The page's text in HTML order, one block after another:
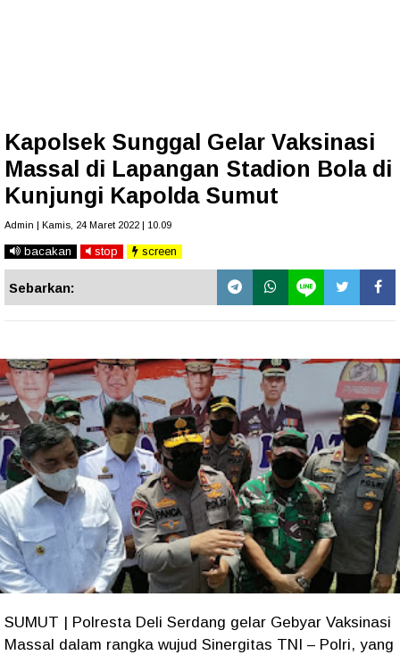
Kapolsek Sunggal Gelar Vaksinasi
Massal di Lapangan Stadion Bola di
Kunjungi Kapolda Sumut
Admin | Kamis, 24 Maret 2022 | 10.09
bacakan stop screen
Sebarkan:
SUMUT | Polresta Deli Serdang gelar Gebyar Vaksinasi
Massal dalam rangka wujud Sinergitas TNI – Polri, yang